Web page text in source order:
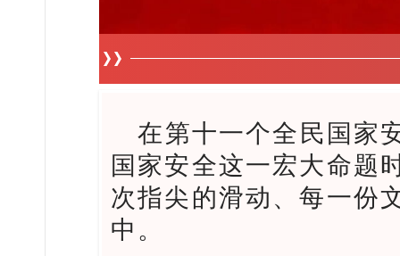
在第十一个全民国家
国家安全这一宏大命题
次指尖的滑动、每一份
中。